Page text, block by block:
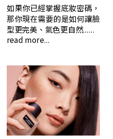
如果你已經掌握底妝密碼，
那你現在需要的是如何讓臉
型更完美、氣色更自然......
read more...